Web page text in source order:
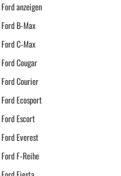
Ford anzeigen
Ford B-Max
Ford C-Max
Ford Cougar
Ford Courier
Ford Ecosport
Ford Escort
Ford Everest
Ford F-Reihe